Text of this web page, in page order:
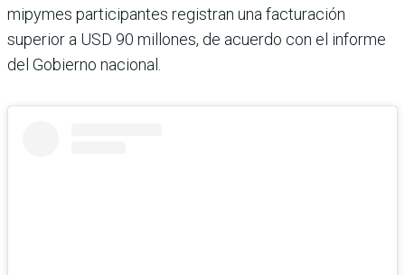
mipymes participantes registran una facturación
superior a USD 90 millones, de acuerdo con el informe
del Gobierno nacional.